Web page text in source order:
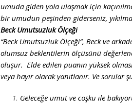
umuda giden yola ulaşmak için
bir umudun peşinden giderseniz,
Beck Umutsuzluk Ölçeği
“Beck Umutsuzluk Ölçeği”, Beck ve
olumsuz beklentilerin ölçüsünü
oluşur. Elde edilen puanın yüksek
veya hayır olarak yanıtlanır. Ve sorular
Geleceğe umut ve coşku ile